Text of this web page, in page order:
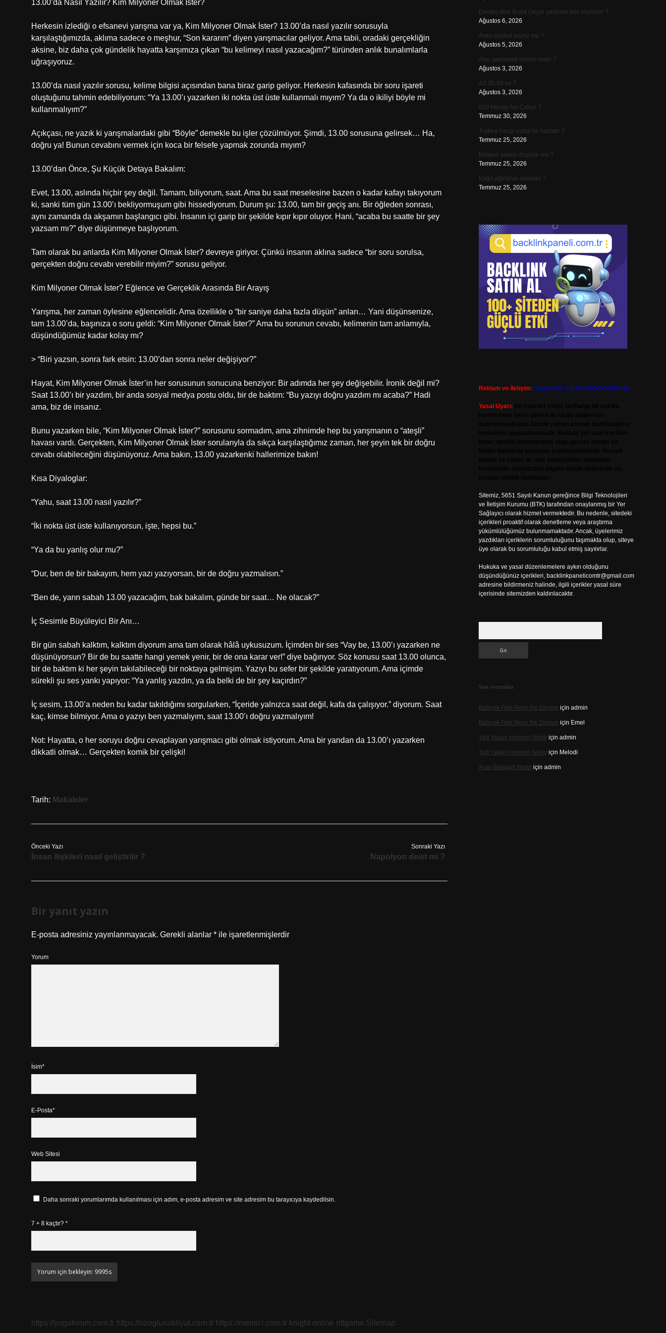
13.00’da Nasıl Yazılır? Kim Milyoner Olmak İster?
Herkesin izlediği o efsanevi yarışma var ya, Kim Milyoner Olmak İster? 13.00’da nasıl yazılır sorusuyla
karşılaştığımızda, aklıma sadece o meşhur, “Son kararım” diyen yarışmacılar geliyor. Ama tabii, oradaki gerçekliğin
aksine, biz daha çok gündelik hayatta karşımıza çıkan “bu kelimeyi nasıl yazacağım?” türünden anlık bunalımlarla
uğraşıyoruz.
13.00’da nasıl yazılır sorusu, kelime bilgisi açısından bana biraz garip geliyor. Herkesin kafasında bir soru işareti
oluştuğunu tahmin edebiliyorum: “Ya 13.00’ı yazarken iki nokta üst üste kullanmalı mıyım? Ya da o ikiliyi böyle mi
kullanmalıyım?”
Açıkçası, ne yazık ki yarışmalardaki gibi “Böyle” demekle bu işler çözülmüyor. Şimdi, 13.00 sorusuna gelirsek… Ha,
doğru ya! Bunun cevabını vermek için koca bir felsefe yapmak zorunda mıyım?
13.00’dan Önce, Şu Küçük Detaya Bakalım:
Evet, 13.00, aslında hiçbir şey değil. Tamam, biliyorum, saat. Ama bu saat meselesine bazen o kadar kafayı takıyorum
ki, sanki tüm gün 13.00’ı bekliyormuşum gibi hissediyorum. Durum şu: 13.00, tam bir geçiş anı. Bir öğleden sonrası,
aynı zamanda da akşamın başlangıcı gibi. İnsanın içi garip bir şekilde kıpır kıpır oluyor. Hani, “acaba bu saatte bir şey
yazsam mı?” diye düşünmeye başlıyorum.
Tam olarak bu anlarda Kim Milyoner Olmak İster? devreye giriyor. Çünkü insanın aklına sadece “bir soru sorulsa,
gerçekten doğru cevabı verebilir miyim?” sorusu geliyor.
Kim Milyoner Olmak İster? Eğlence ve Gerçeklik Arasında Bir Arayış
Yarışma, her zaman öylesine eğlencelidir. Ama özellikle o “bir saniye daha fazla düşün” anları… Yani düşünsenize,
tam 13.00’da, başınıza o soru geldi: “Kim Milyoner Olmak İster?” Ama bu sorunun cevabı, kelimenin tam anlamıyla,
düşündüğümüz kadar kolay mı?
> “Biri yazsın, sonra fark etsin: 13.00’dan sonra neler değişiyor?”
Hayat, Kim Milyoner Olmak İster’in her sorusunun sonucuna benziyor: Bir adımda her şey değişebilir. İronik değil mi?
Saat 13.00’ı bir yazdım, bir anda sosyal medya postu oldu, bir de baktım: “Bu yazıyı doğru yazdım mı acaba?” Hadi
ama, biz de insanız.
Bunu yazarken bile, “Kim Milyoner Olmak İster?” sorusunu sormadım, ama zihnimde hep bu yarışmanın o “ateşli”
havası vardı. Gerçekten, Kim Milyoner Olmak İster sorularıyla da sıkça karşılaştığımız zaman, her şeyin tek bir doğru
cevabı olabileceğini düşünüyoruz. Ama bakın, 13.00 yazarkenki hallerimize bakın!
Kısa Diyaloglar:
“Yahu, saat 13.00 nasıl yazılır?”
“İki nokta üst üste kullanıyorsun, işte, hepsi bu.”
“Ya da bu yanlış olur mu?”
“Dur, ben de bir bakayım, hem yazı yazıyorsan, bir de doğru yazmalısın.”
“Ben de, yarın sabah 13.00 yazacağım, bak bakalım, günde bir saat… Ne olacak?”
İç Sesimle Büyüleyici Bir Anı…
Bir gün sabah kalktım, kalktım diyorum ama tam olarak hâlâ uykusuzum. İçimden bir ses “Vay be, 13.00’ı yazarken ne
düşünüyorsun? Bir de bu saatte hangi yemek yenir, bir de ona karar ver!” diye bağırıyor. Söz konusu saat 13.00 olunca,
bir de baktım ki her şeyin takılabileceği bir noktaya gelmişim. Yazıyı bu sefer bir şekilde yaratıyorum. Ama içimde
sürekli şu ses yankı yapıyor: “Ya yanlış yazdın, ya da belki de bir şey kaçırdın?”
İç sesim, 13.00’a neden bu kadar takıldığımı sorgularken, “İçeride yalnızca saat değil, kafa da çalışıyor.” diyorum. Saat
kaç, kimse bilmiyor. Ama o yazıyı ben yazmalıyım, saat 13.00’ı doğru yazmalıyım!
Not: Hayatta, o her soruyu doğru cevaplayan yarışmacı gibi olmak istiyorum. Ama bir yandan da 13.00’ı yazarken
dikkatli olmak… Gerçekten komik bir çelişki!
Tarih: Makaleler
Önceki Yazı
İnsan ilişkileri nasıl geliştirilir ?
Sonraki Yazı
Napolyon deist mi ?
Bir yanıt yazın
E-posta adresiniz yayınlanmayacak. Gerekli alanlar * ile işaretlenmişlerdir
Yorum
İsim*
E-Posta*
Web Sitesi
Daha sonraki yorumlarımda kullanılması için adım, e-posta adresim ve site adresim bu tarayıcıya kaydedilsin.
7 + 8 kaçtır? *
https://yogaforum.com.tr https://ozoglunakliyat.com.tr https://memici.com.tr knight online nttgame Sitemap
Davaro filmi Buda Geçer şarkısını kim söylüyor ?
Ağustos 6, 2026
Aven boykot ürünü mü ?
Ağustos 5, 2026
Altın saklamak haram mıdır ?
Ağustos 3, 2026
A3 35-50 mi ?
Ağustos 3, 2026
620 Hesap Ne Çalışır ?
Temmuz 30, 2026
Trakea hangi epitel ile kaplıdır ?
Temmuz 25, 2026
Kimyon şekeri düşürür mü ?
Temmuz 25, 2026
Kağıt ağırlıkları nelerdir ?
Temmuz 25, 2026
Reklam ve İletişim: Skype: live:.cid.575569c608265c69
Yasal Uyarı:
Sitemiz, 5651 Sayılı Kanun gereğince Bilgi Teknolojileri
ve İletişim Kurumu (BTK) tarafından onaylanmış bir Yer
Sağlayıcı olarak hizmet vermektedir. Bu nedenle, sitedeki
içerikleri proaktif olarak denetleme veya araştırma
yükümlülüğümüz bulunmamaktadır. Ancak, üyelerimiz
yazdıkları içeriklerin sorumluluğunu taşımakta olup, siteye
üye olarak bu sorumluluğu kabul etmiş sayılırlar.
Hukuka ve yasal düzenlemelere aykırı olduğunu
düşündüğünüz içerikleri, backlinkpanelicomtr@gmail.com
adresine bildirmeniz halinde, ilgili içerikler yasal süre
içerisinde sitemizden kaldırılacaktır.
Son yorumlar
Batıcılık Fikir Akımı Ne Demek için admin
Batıcılık Fikir Akımı Ne Demek için Emel
Yağ Yakan Hormon Nediriçin admin
Yağ Yakan Hormon Nediriçin Melodi
Arap Belagati Nediriçin admin